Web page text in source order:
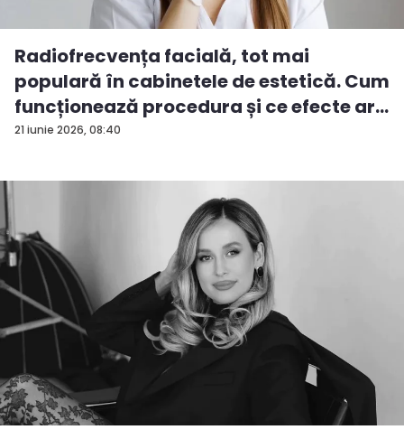
21 iunie 2026, 08:40
Radiofrecvența facială, tot mai
populară în cabinetele de estetică. Cum
funcționează procedura și ce efecte ar...